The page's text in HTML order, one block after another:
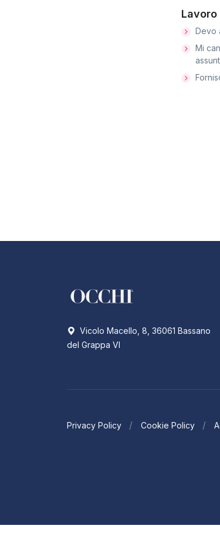
Lavoro
Devo
Mi
Vicolo Macello, 8, 36061 Bassano
del Grappa VI
Privacy Policy Cookie Policy